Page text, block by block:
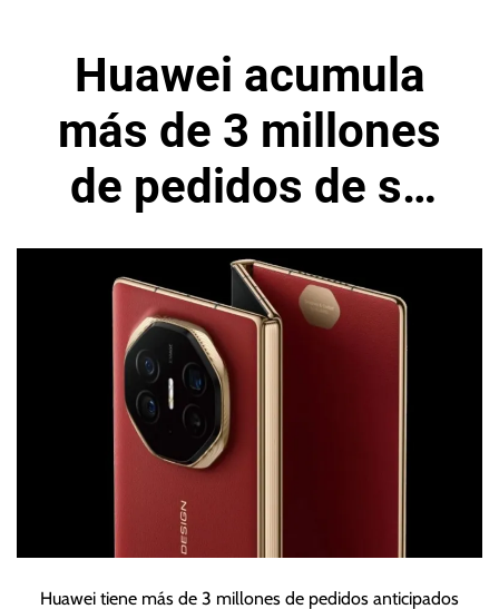
Huawei acumula
más de 3 millones
de pedidos de su
teléfono plegable
Huawei tiene más de 3 millones de pedidos anticipados